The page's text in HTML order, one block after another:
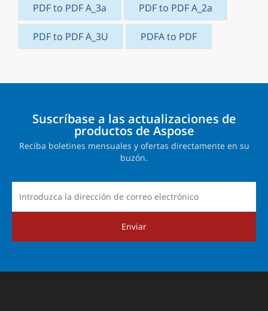
PDF to PDF A_3a PDF to PDF A_2a
PDF to PDF A_3U PDFA to PDF
Suscríbase a las actualizaciones de
productos de Aspose
Reciba boletines mensuales y ofertas directamente en su
buzón.
Enviar